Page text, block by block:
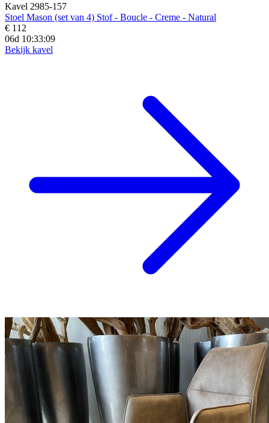
Kavel 2985-157
Stoel Mason (set van 4) Stof - Boucle - Creme - Natural
€ 112
06d 10:33:07
Bekijk kavel